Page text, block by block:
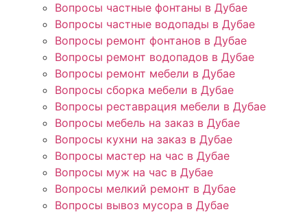
Вопросы частные фонтаны в Дубае
Вопросы частные водопады в Дубае
Вопросы ремонт фонтанов в Дубае
Вопросы ремонт водопадов в Дубае
Вопросы ремонт мебели в Дубае
Вопросы сборка мебели в Дубае
Вопросы реставрация мебели в Дубае
Вопросы мебель на заказ в Дубае
Вопросы кухни на заказ в Дубае
Вопросы мастер на час в Дубае
Вопросы муж на час в Дубае
Вопросы мелкий ремонт в Дубае
Вопросы вывоз мусора в Дубае